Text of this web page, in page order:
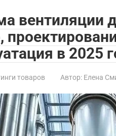
вентиляции
в 2025
товаров Автор: Елена